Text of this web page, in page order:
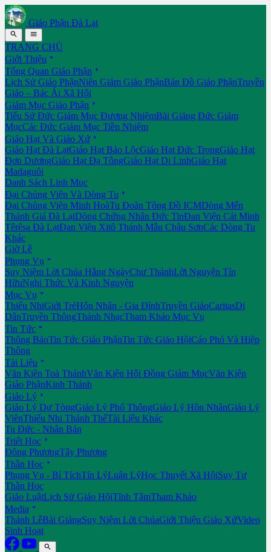
Giáo Phận Đà Lạt
 
TRANG CHỦ
Giới Thiệu 
Tổng Quan Giáo Phận 
Lịch Sử Giáo PhậnNiên Giám Giáo PhậnBản Đồ Giáo PhậnTruyền
Giáo – Bác Ái Xã Hội
Giám Mục Giáo Phận 
Tiểu Sử Đức Giám Mục Đương NhiệmBài Giảng Đức Giám
MụcCác Đức Giám Mục Tiền Nhiệm
Giáo Hạt Và Giáo Xứ 
Giáo Hạt Đà LạtGiáo Hạt Bảo LộcGiáo Hạt Đức TrọngGiáo Hạt
Đơn DươngGiáo Hạt Đạ TôngGiáo Hạt Di LinhGiáo Hạt
Madaguôi
Danh Sách Linh Mục
Đại Chủng Viện Và Dòng Tu 
Đại Chủng Viện Minh HoàTu Đoàn Tông Đồ ICMDòng Mến
Thánh Giá Đà LạtDòng Chứng Nhân Đức TinĐan Viện Cát Minh
Têrêsa Đà LạtĐan Viện Xitô Thánh Mẫu Châu SơnCác Dòng Tu
Khác
Giờ Lễ
Phụng Vụ 
Suy Niệm Lời Chúa Hằng NgàyChư ThánhLời Nguyện Tín
HữuNghi Thức Và Kinh Nguyện
Mục Vụ 
Thiếu NhiGiới TrẻHôn Nhân - Gia ĐìnhTruyền GiáoCaritasDi
DânTruyền ThôngThánh NhạcTham Khảo Mục Vụ
Tin Tức 
Thông BáoTin Tức Giáo PhậnTin Tức Giáo HộiCáo Phó Và Hiệp
Thông
Tài Liệu 
Văn Kiện Toà ThánhVăn Kiện Hội Đồng Giám MụcVăn Kiện
Giáo PhậnKinh Thánh
Giáo Lý 
Giáo Lý Dự TòngGiáo Lý Phổ ThôngGiáo Lý Hôn NhânGiáo Lý
ViênThiếu Nhi Thánh ThểTài Liệu Khác
Tu Đức - Nhân Bản
Triết Học 
Đông PhươngTây Phương
Thần Học 
Phụng Vụ - Bí TíchTín LýLuân LýHọc Thuyết Xã HộiSuy Tư
Thần Học
Giáo LuậtLịch Sử Giáo HộiTĩnh TâmTham Khảo
Media 
Thánh LễBài GiảngSuy Niệm Lời ChúaGiới Thiệu Giáo XứVideo
Sinh Hoạt
